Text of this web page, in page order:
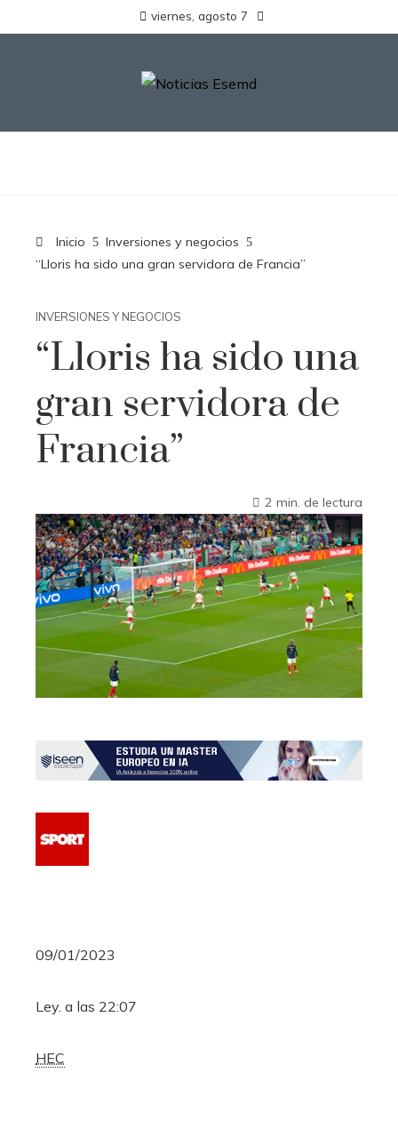
viernes, agosto 7
Inicio
Inversiones y negocios
“Lloris ha sido una gran servidora de Francia”
INVERSIONES Y NEGOCIOS
“Lloris ha sido una
gran servidora de
Francia”
2 min. de lectura
09/01/2023
Ley. a las 22:07
HEC